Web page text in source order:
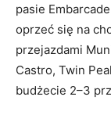
pasie
oprzeć się na
przejazdami
Castro, Twin
budżecie 2–3